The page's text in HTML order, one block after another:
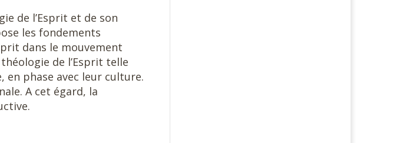
de l’Esprit et de son
les fondements
dans le mouvement
de l’Esprit telle
en phase avec leur culture.
A cet égard, la